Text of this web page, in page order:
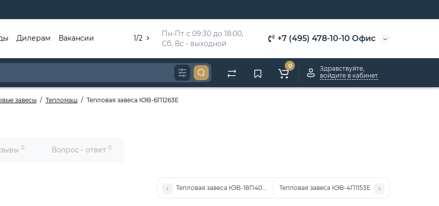
Пн-Пт с 09:30 до 18:00,
Сб, Вс - выходной
+7 (495) 478-10-10 Офис
1/2
Дилерам Вакансии
0
Здравствуйте,
войдите в кабинет
завесы Тепломаш Тепловая завеса КЭВ-6П1263E
0 Вопрос - ответ 0
Тепловая завеса КЭВ-18П4081Е Тепловая завеса КЭВ-4П1153E